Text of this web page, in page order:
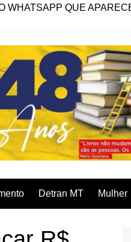
QUE
Detran MT Mulher